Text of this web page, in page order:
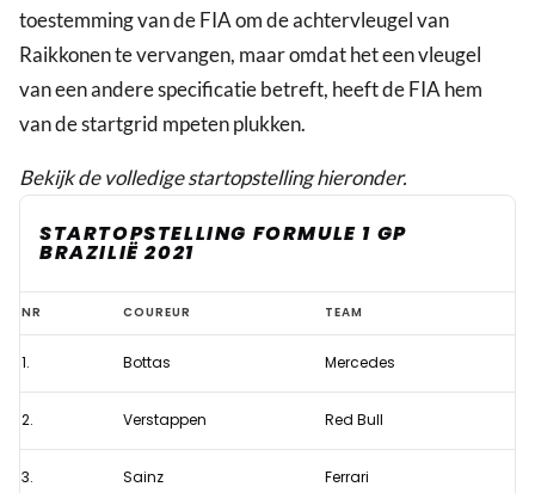
toestemming van de FIA om de achtervleugel van
Raikkonen te vervangen, maar omdat het een vleugel
van een andere specificatie betreft, heeft de FIA hem
van de startgrid mpeten plukken.
Bekijk de volledige startopstelling hieronder.
STARTOPSTELLING FORMULE 1 GP
BRAZILIË 2021
Aangepaste
startopstelling
Formule
1
Brazilië
NR COUREUR TEAM
1. Bottas Mercedes
2. Verstappen Red Bull
3. Sainz Ferrari